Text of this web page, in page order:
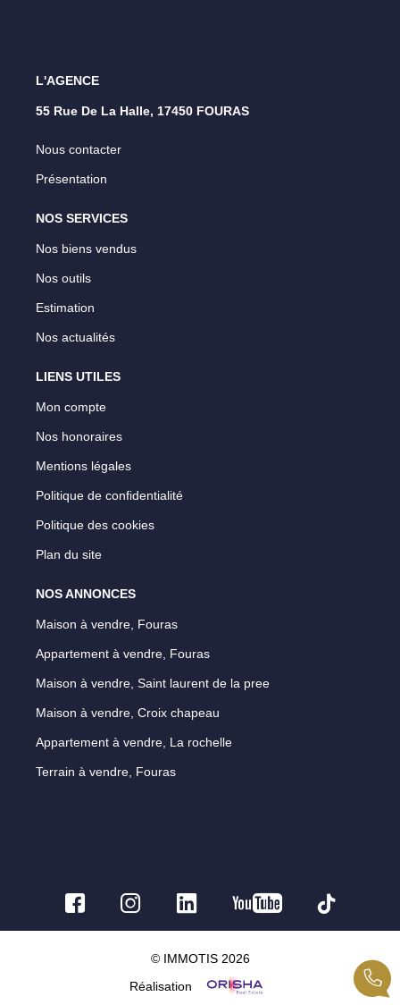
L'AGENCE
55 Rue De La Halle, 17450 FOURAS
Nous contacter
Présentation
NOS SERVICES
Nos biens vendus
Nos outils
Estimation
Nos actualités
LIENS UTILES
Mon compte
Nos honoraires
Mentions légales
Politique de confidentialité
Politique des cookies
Plan du site
NOS ANNONCES
Maison à vendre, Fouras
Appartement à vendre, Fouras
Maison à vendre, Saint laurent de la pree
Maison à vendre, Croix chapeau
Appartement à vendre, La rochelle
Terrain à vendre, Fouras
© IMMOTIS 2026
Réalisation